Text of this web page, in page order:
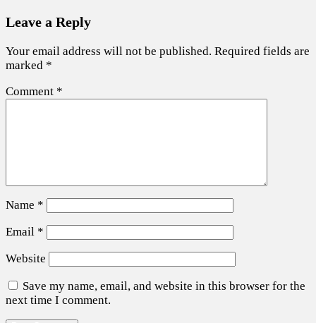
Leave a Reply
Your email address will not be published. Required fields are
marked *
Comment *
Name *
Email *
Website
Save my name, email, and website in this browser for the
next time I comment.